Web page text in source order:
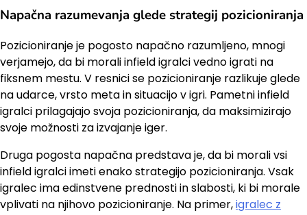
Napačna razumevanja glede strategij pozicioniranja
Pozicioniranje je pogosto napačno razumljeno, mnogi
verjamejo, da bi morali infield igralci vedno igrati na
fiksnem mestu. V resnici se pozicioniranje razlikuje glede
na udarce, vrsto meta in situacijo v igri. Pametni infield
igralci prilagajajo svoja pozicioniranja, da maksimizirajo
svoje možnosti za izvajanje iger.
Druga pogosta napačna predstava je, da bi morali vsi
infield igralci imeti enako strategijo pozicioniranja. Vsak
igralec ima edinstvene prednosti in slabosti, ki bi morale
vplivati na njihovo pozicioniranje. Na primer,igralec z